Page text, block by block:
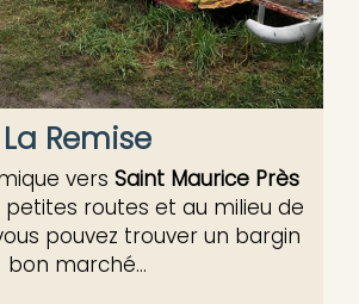
La Remise
vers Saint Maurice Près
petites routes et au milieu de
pouvez trouver un bargin
bon marché...